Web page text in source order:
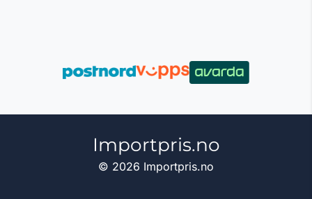
Importpris.no
© 2026 Importpris.no